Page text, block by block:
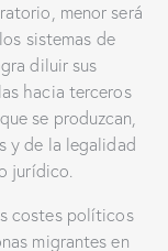
menor será
sistemas de
diluir sus
hacia terceros
se produzcan,
y de la legalidad
jurídico.
costes políticos
migrantes en